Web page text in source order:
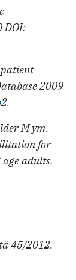
DOI:
2009
2.
M ym.
for
adults.
45/2012.